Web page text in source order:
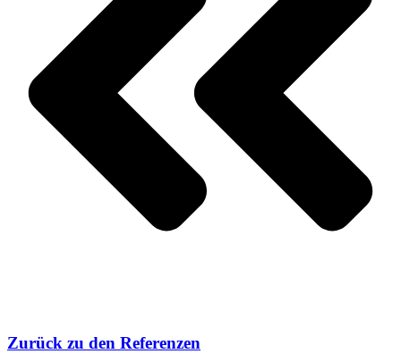
Zurück zu den Referenzen